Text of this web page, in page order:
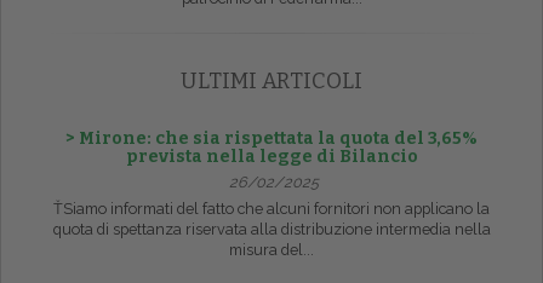
ULTIMI ARTICOLI
> Mirone: che sia rispettata la quota del 3,65%
prevista nella legge di Bilancio
26/02/2025
ŤSiamo informati del fatto che alcuni fornitori non applicano la
quota di spettanza riservata alla distribuzione intermedia nella
misura del...